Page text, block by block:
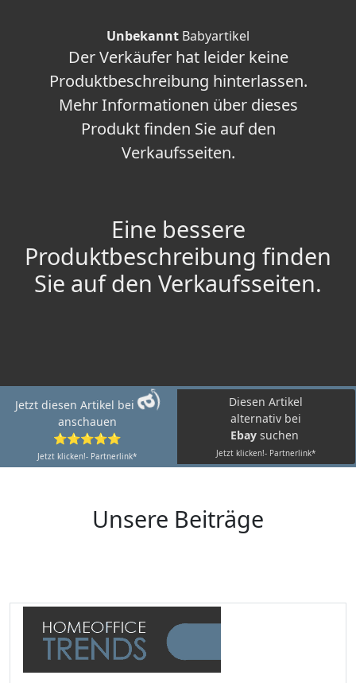
Unbekannt Babyartikel
Der Verkäufer hat leider keine
Produktbeschreibung hinterlassen.
Mehr Informationen über dieses
Produkt finden Sie auf den
Verkaufsseiten.
Eine bessere
Produktbeschreibung finden
Sie auf den Verkaufsseiten.
Jetzt diesen Artikel bei
anschauen
⭐⭐⭐⭐⭐
Jetzt klicken!- Partnerlink*
Diesen Artikel
alternativ bei
Ebay suchen
Jetzt klicken!- Partnerlink*
Unsere Beiträge